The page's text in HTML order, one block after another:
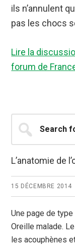
ils n’annulent
pas les chocs
Lire la
forum de
Barre
latérale
for...
L’anatomie de
15 DÉCEMBRE 2014
Une page de
Oreille malade.
les acouphènes